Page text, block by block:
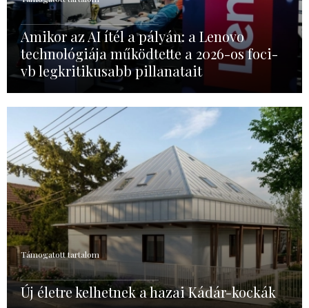
Amikor az AI ítél a pályán: a Lenovo
technológiája működtette a 2026-os foci-
vb legkritikusabb pillanatait
Támogatott tartalom
Új életre kelhetnek a hazai Kádár-kockák